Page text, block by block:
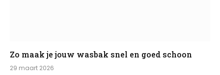
Zo maak je jouw wasbak snel en goed schoon
29 maart 2026